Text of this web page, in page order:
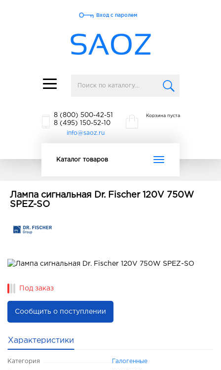
Toggle
navigation
Вход с паролем
8 (800) 500-42-51
8 (495) 150-52-10
info@saoz.ru
Корзина пуста
Toggle
Каталог товаров
Лампа сигнальная Dr. Fischer 120V 750W
SPEZ-SO
Под заказ
Сообщить о поступлении
Характеристики
Категория Галогенные